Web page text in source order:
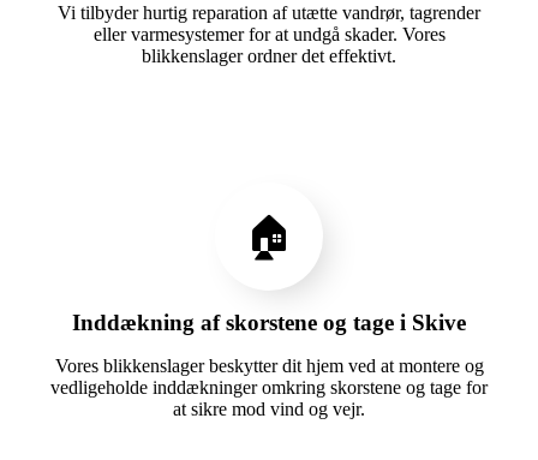
Vi tilbyder hurtig reparation af utætte vandrør, tagrender
eller varmesystemer for at undgå skader. Vores
blikkenslager ordner det effektivt.
🏠
Inddækning af skorstene og tage i Skive
Vores blikkenslager beskytter dit hjem ved at montere og
vedligeholde inddækninger omkring skorstene og tage for
at sikre mod vind og vejr.